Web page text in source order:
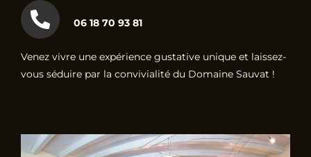
06 18 70 93 81
Venez vivre une expérience gustative unique et laissez-
vous séduire par la convivialité du Domaine Sauvat !